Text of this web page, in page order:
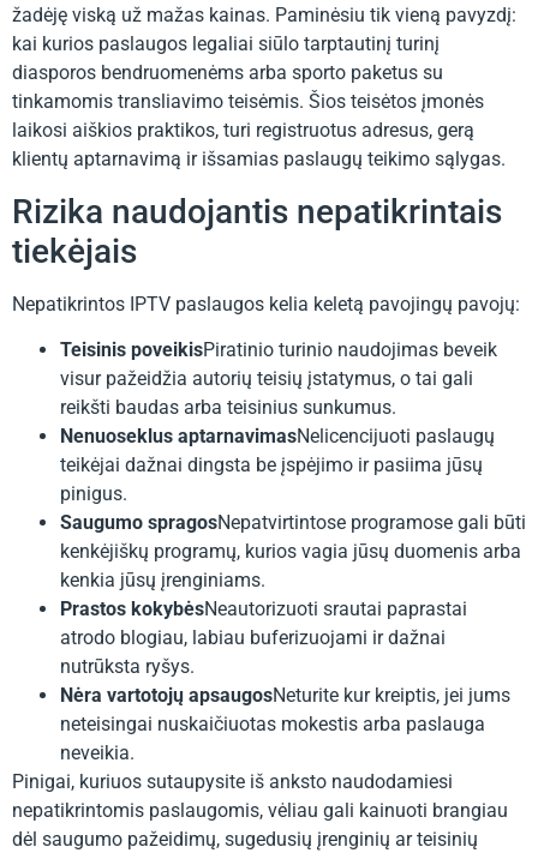
žadėję viską už mažas kainas. Paminėsiu tik vieną pavyzdį:
kai kurios paslaugos legaliai siūlo tarptautinį turinį
diasporos bendruomenėms arba sporto paketus su
tinkamomis transliavimo teisėmis. Šios teisėtos įmonės
laikosi aiškios praktikos, turi registruotus adresus, gerą
klientų aptarnavimą ir išsamias paslaugų teikimo sąlygas.
Rizika naudojantis nepatikrintais
tiekėjais
Nepatikrintos IPTV paslaugos kelia keletą pavojingų pavojų:
Teisinis poveikisPiratinio turinio naudojimas beveik
visur pažeidžia autorių teisių įstatymus, o tai gali
reikšti baudas arba teisinius sunkumus.
Nenuoseklus aptarnavimasNelicencijuoti paslaugų
teikėjai dažnai dingsta be įspėjimo ir pasiima jūsų
pinigus.
Saugumo spragosNepatvirtintose programose gali būti
kenkėjiškų programų, kurios vagia jūsų duomenis arba
kenkia jūsų įrenginiams.
Prastos kokybėsNeautorizuoti srautai paprastai
atrodo blogiau, labiau buferizuojami ir dažnai
nutrūksta ryšys.
Nėra vartotojų apsaugosNeturite kur kreiptis, jei jums
neteisingai nuskaičiuotas mokestis arba paslauga
neveikia.
Pinigai, kuriuos sutaupysite iš anksto naudodamiesi
nepatikrintomis paslaugomis, vėliau gali kainuoti brangiau
dėl saugumo pažeidimų, sugedusių įrenginių ar teisinių